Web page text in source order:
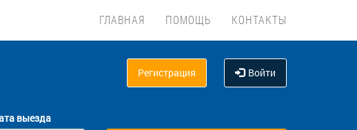
ГЛАВНАЯ ПОМОЩЬ КОНТАКТЫ
Регистрация Войти
выезда